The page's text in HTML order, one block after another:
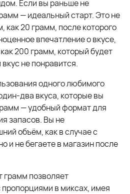
Если вы раньше не
— идеальный старт. Это не
как 20 грамм, после которого
впечатление о вкусе,
200 грамм, который будет
не понравится.
одного любимого
два вкуса, которые вы
— удобный формат для
запасов. Вы не
объём, как в случае с
и не бегаете в магазин после
грамм позволяет
в миксах, имея